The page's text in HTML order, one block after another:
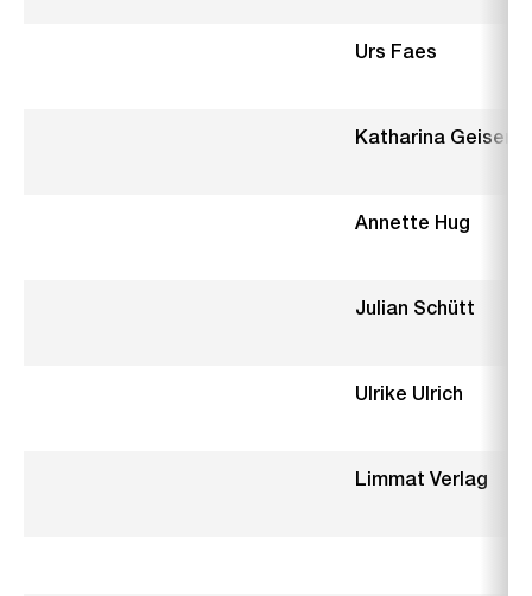
Urs Faes
Katharina Geiser
Annette Hug
Julian Schütt
Ulrike Ulrich
Limmat Verlag